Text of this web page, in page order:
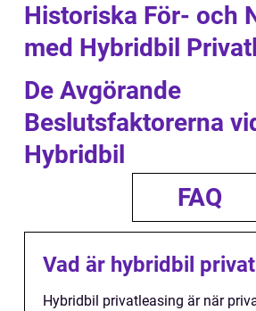
Historiska För- och
med Hybridbil
De Avgörande
Beslutsfaktorerna
Hybridbil
FAQ
Vad är hybridbil
Hybridbil privatleasing är när